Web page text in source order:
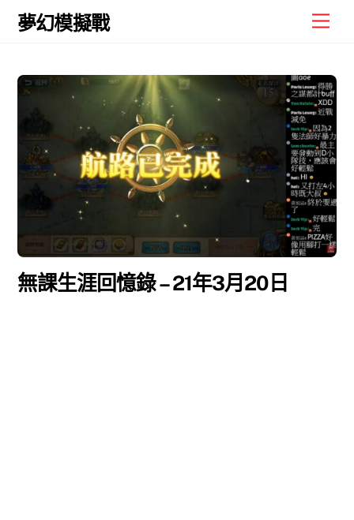
Skip
夢幻模擬戰
無課生涯回憶錄 – 21年3月20日